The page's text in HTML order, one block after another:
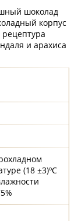
шоколад
корпус
и арахиса
(18 ±3)ºС